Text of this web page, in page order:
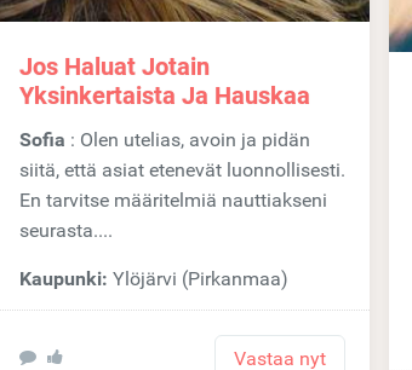
Jos Haluat Jotain
Yksinkertaista Ja Hauskaa
Sofia : Olen utelias, avoin ja pidän
siitä, että asiat etenevät luonnollisesti.
En tarvitse määritelmiä nauttiakseni
seurasta....
Kaupunki: Ylöjärvi (Pirkanmaa)
Vastaa nyt